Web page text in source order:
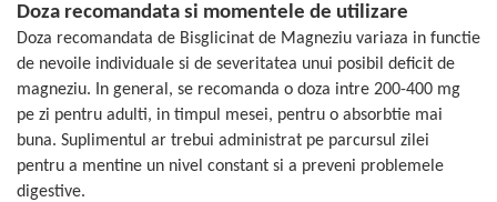
Doza recomandata si momentele de utilizare
Doza recomandata de Bisglicinat de Magneziu variaza in functie
de nevoile individuale si de severitatea unui posibil deficit de
magneziu. In general, se recomanda o doza intre 200-400 mg
pe zi pentru adulti, in timpul mesei, pentru o absorbtie mai
buna. Suplimentul ar trebui administrat pe parcursul zilei
pentru a mentine un nivel constant si a preveni problemele
digestive.